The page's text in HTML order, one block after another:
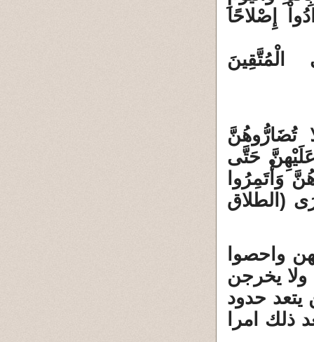
إِصْلاحًا
حَتَّى
وَأْتَمِرُوا
(الطلاق
واحصوا
ولا يخرجن
يتعد حدود
ذلك امرا